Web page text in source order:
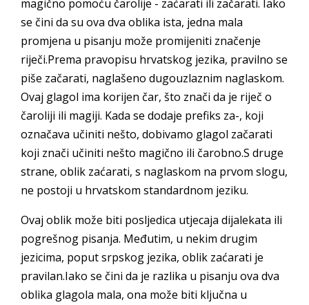
magično pomoću čarolije - zaćarati ili začarati. Iako
se čini da su ova dva oblika ista, jedna mala
promjena u pisanju može promijeniti značenje
riječi.Prema pravopisu hrvatskog jezika, pravilno se
piše začarati, naglašeno dugouzlaznim naglaskom.
Ovaj glagol ima korijen čar, što znači da je riječ o
čaroliji ili magiji. Kada se dodaje prefiks za-, koji
označava učiniti nešto, dobivamo glagol začarati
koji znači učiniti nešto magično ili čarobno.S druge
strane, oblik zaćarati, s naglaskom na prvom slogu,
ne postoji u hrvatskom standardnom jeziku.
Ovaj oblik može biti posljedica utjecaja dijalekata ili
pogrešnog pisanja. Međutim, u nekim drugim
jezicima, poput srpskog jezika, oblik zaćarati je
pravilan.Iako se čini da je razlika u pisanju ova dva
oblika glagola mala, ona može biti ključna u